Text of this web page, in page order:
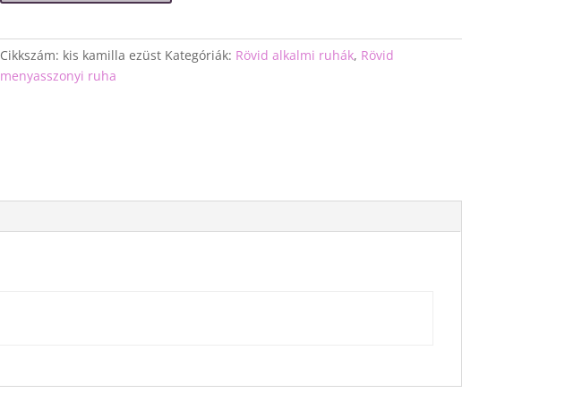
ezüst
alkalmi
ruha
Cikkszám: kis kamilla ezüst Kategóriák: Rövid alkalmi ruhák, Rövid
menyasszonyi ruha